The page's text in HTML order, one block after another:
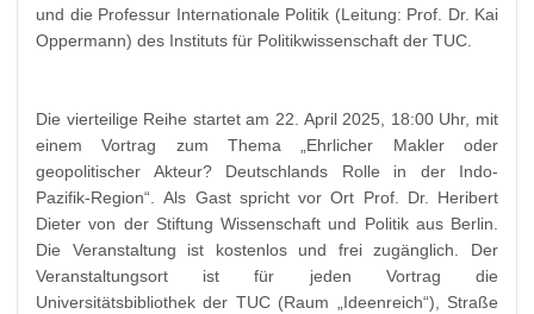
und die Professur Internationale Politik (Leitung: Prof. Dr. Kai
Oppermann) des Instituts für Politikwissenschaft der TUC.
Die vierteilige Reihe startet am 22. April 2025, 18:00 Uhr, mit
einem Vortrag zum Thema „Ehrlicher Makler oder
geopolitischer Akteur? Deutschlands Rolle in der Indo-
Pazifik-Region“. Als Gast spricht vor Ort Prof. Dr. Heribert
Dieter von der Stiftung Wissenschaft und Politik aus Berlin.
Die Veranstaltung ist kostenlos und frei zugänglich. Der
Veranstaltungsort ist für jeden Vortrag die
Universitätsbibliothek der TUC (Raum „Ideenreich“), Straße